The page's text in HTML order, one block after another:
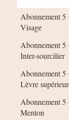
Abonnement 5
Visage
Abonnement 5
Inter-sourcilier
Abonnement 5
Lèvre
Abonnement 5
Menton